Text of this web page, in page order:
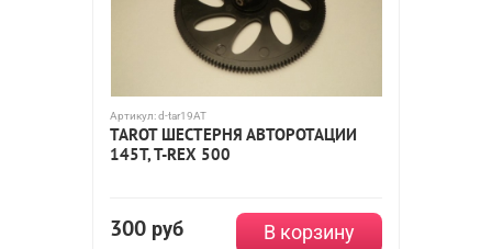
Артикул:d-tar19AT
TAROT ШЕСТЕРНЯ АВТОРОТАЦИИ
145T, T-REX 500
300 руб В корзину